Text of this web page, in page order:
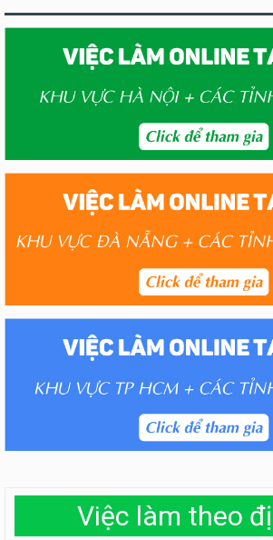
Việc làm theo